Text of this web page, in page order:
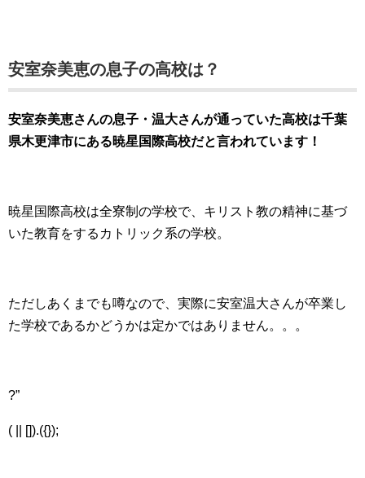
安室奈美恵の息子の高校は？
安室奈美恵さんの息子・温大さんが通っていた高校は千葉
県木更津市にある暁星国際高校だと言われています！
暁星国際高校は全寮制の学校で、キリスト教の精神に基づ
いた教育をするカトリック系の学校。
ただしあくまでも噂なので、実際に安室温大さんが卒業し
た学校であるかどうかは定かではありません。。。
?”
( || []).({});